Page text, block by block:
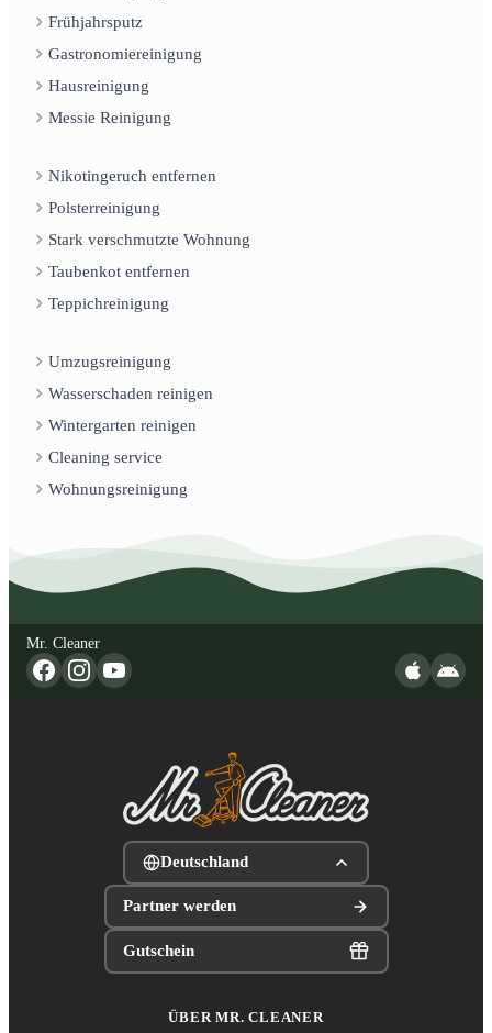
Frühjahrsputz
Gastronomiereinigung
Hausreinigung
Messie Reinigung
Nikotingeruch entfernen
Polsterreinigung
Stark verschmutzte Wohnung
Taubenkot entfernen
Teppichreinigung
Umzugsreinigung
Wasserschaden reinigen
Wintergarten reinigen
Cleaning service
Wohnungsreinigung
Mr. Cleaner
Deutschland
Partner werden
Gutschein
ÜBER MR. CLEANER